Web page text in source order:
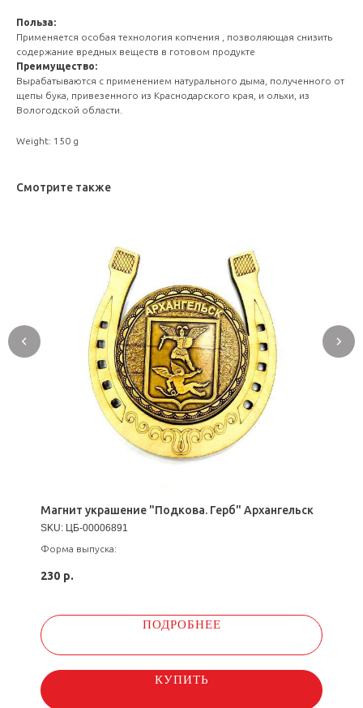
Польза:
Применяется особая технология копчения , позволяющая снизить
содержание вредных веществ в готовом продукте
Преимущество:
Вырабатываются с применением натурального дыма, полученного от
щепы бука, привезенного из Краснодарского края, и ольхи, из
Вологодской области.
Weight: 150 g
Смотрите также
Магнит украшение "Подкова. Герб" Архангельск
SKU: ЦБ-00006891
Форма выпуска:
230 р.
ПОДРОБНЕЕ
КУПИТЬ